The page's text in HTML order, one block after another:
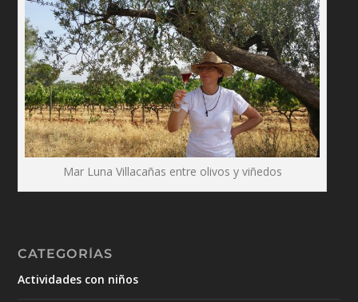
Mar Luna Villacañas entre olivos y viñedos
CATEGORÍAS
Actividades con niños